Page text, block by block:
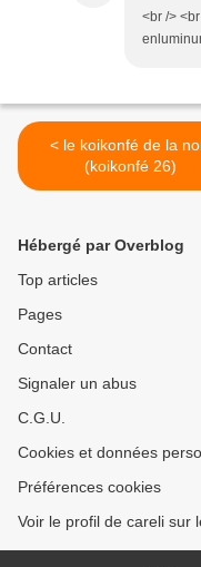
<br />
< le koikonfé de la noix
(koikonfé 26)
Hébergé par Overblog
Top articles
Pages
Contact
Signaler un abus
C.G.U.
Cookies et données
Préférences cookies
Voir le profil de careli sur